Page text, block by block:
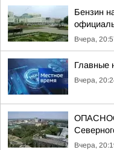
Бензин
Вчера,
Главные
Вчера,
Вчера,